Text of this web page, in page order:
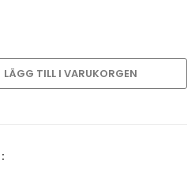
LÄGG TILL I VARUKORGEN